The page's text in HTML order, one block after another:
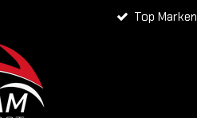
Top Marken